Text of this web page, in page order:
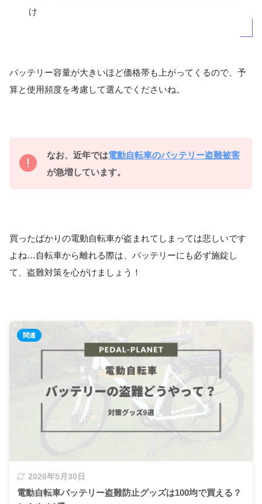
け
バッテリー容量が大きいほど価格帯も上がってくるので、予
算と使用頻度を考慮して選んでくださいね。
なお、近年では電動自転車のバッテリー盗難被害
が急増しています。
買ったばかりの電動自転車が盗まれてしまっては悲しいです
よね…自転車から離れる際は、バッテリーにも必ず施錠し
て、盗難対策を心がけましょう！
2026年5月30日
電動自転車バッテリー盗難防止グッズは100均で買える？